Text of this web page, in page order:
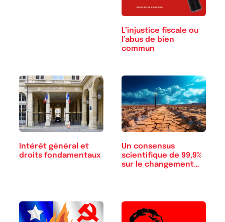
L’injustice fiscale ou
l’abus de bien
commun
Intérêt général et
droits fondamentaux
Un consensus
scientifique de 99,9%
sur le changement…